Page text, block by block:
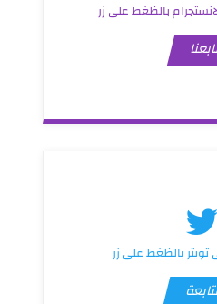
بالظغط على زر
بالظغط على زر